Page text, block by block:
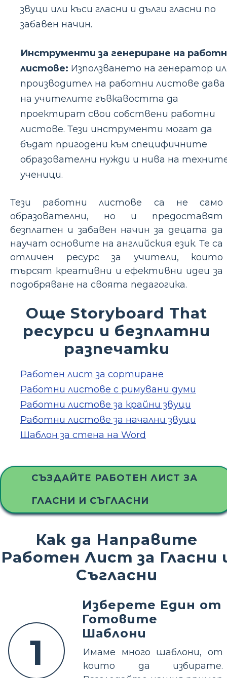
звуци или къси гласни и дълги гласни по
забавен начин.
Инструменти за генериране на
листове: Използването на генератор
производител на работни листове дава
на учителите гъвкавостта да
проектират свои собствени работни
листове. Тези инструменти могат да
бъдат пригодени към специфичните
образователни нужди и нива на
ученици.
Тези работни листове са не само
образователни, но и предоставят
безплатен и забавен начин за децата да
научат основите на английския език. Те са
отличен ресурс за учители, които
търсят креативни и ефективни идеи за
подобряване на своята педагогика.
Още Storyboard That
ресурси и безплатни
разпечатки
Работен лист за сортиране
Работни листове с римувани думи
Работни листове за крайни звуци
Работни листове за начални звуци
Шаблон за стена на Word
СЪЗДАЙТЕ РАБОТЕН ЛИСТ ЗА
ГЛАСНИ И СЪГЛАСНИ
Как да Направите
Работен Лист за Гласни
Съгласни
1
Изберете Един от
Готовите
Шаблони
Имаме много шаблони, от
които да избирате.